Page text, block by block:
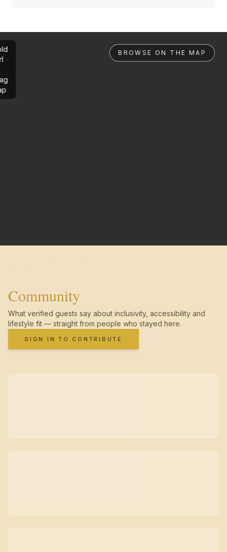
BROWSE ON THE MAP
Community
What verified guests say about inclusivity, accessibility and
lifestyle fit — straight from people who stayed here.
SIGN IN TO CONTRIBUTE